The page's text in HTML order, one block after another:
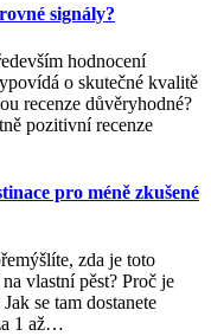
signály?
hodnocení
o skutečné kvalitě
recenze důvěryhodné?
pozitivní recenze
pro méně zkušené
zda je toto
vlastní pěst? Proč je
se tam dostanete
1 až…